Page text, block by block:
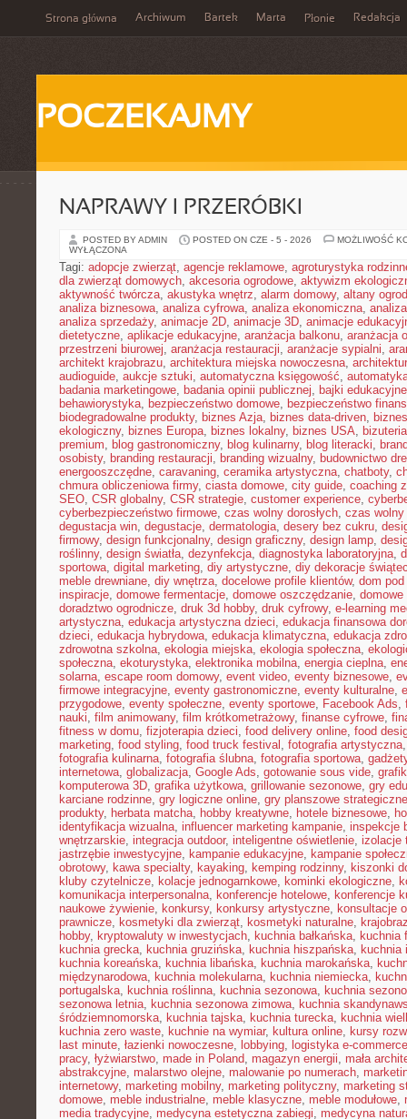
Strona główna Archiwum Bartek Marta Płonie Redakcja
POCZEKAJMY
NAPRAWY I PRZERÓBKI
POSTED BY ADMIN POSTED ON CZE - 5 - 2026
MOŻLIWOŚĆ
WYŁĄCZONA
Tagi: adopcje zwierząt, agencje reklamowe, agroturystyka
dla zwierząt domowych, akcesoria ogrodowe, aktywizm
aktywność twórcza, akustyka wnętrz, alarm domowy, altany
analiza biznesowa, analiza cyfrowa, analiza ekonomiczna,
analiza sprzedaży, animacje 2D, animacje 3D, animacje
dietetyczne, aplikacje edukacyjne, aranżacja balkonu, aranżacja
przestrzeni biurowej, aranżacja restauracji, aranżacje sypialni,
architekt krajobrazu, architektura miejska nowoczesna,
audioguide, aukcje sztuki, automatyczna księgowość,
badania marketingowe, badania opinii publicznej, bajki edukacyjne
behawiorystyka, bezpieczeństwo domowe, bezpieczeństwo
biodegradowalne produkty, biznes Azja, biznes data-driven,
ekologiczny, biznes Europa, biznes lokalny, biznes USA,
premium, blog gastronomiczny, blog kulinarny, blog literacki,
osobisty, branding restauracji, branding wizualny, budownictwo
energooszczędne, caravaning, ceramika artystyczna, chatboty,
chmura obliczeniowa firmy, ciasta domowe, city guide, coaching
SEO, CSR globalny, CSR strategie, customer experience,
cyberbezpieczeństwo firmowe, czas wolny dorosłych, czas
degustacja win, degustacje, dermatologia, desery bez cukru,
firmowy, design funkcjonalny, design graficzny, design lamp,
roślinny, design światła, dezynfekcja, diagnostyka laboratoryjna,
sportowa, digital marketing, diy artystyczne, diy dekoracje
meble drewniane, diy wnętrza, docelowe profile klientów, dom
inspiracje, domowe fermentacje, domowe oszczędzanie, domowe
doradztwo ogrodnicze, druk 3d hobby, druk cyfrowy, e-learning
artystyczna, edukacja artystyczna dzieci, edukacja finansowa
dzieci, edukacja hybrydowa, edukacja klimatyczna, edukacja
zdrowotna szkolna, ekologia miejska, ekologia społeczna,
społeczna, ekoturystyka, elektronika mobilna, energia cieplna,
solarna, escape room domowy, event video, eventy biznesowe,
firmowe integracyjne, eventy gastronomiczne, eventy kulturalne,
przygodowe, eventy społeczne, eventy sportowe, Facebook Ads,
nauki, film animowany, film krótkometrażowy, finanse cyfrowe,
fitness w domu, fizjoterapia dzieci, food delivery online, food
marketing, food styling, food truck festival , fotografia artystyczna
fotografia kulinarna, fotografia ślubna, fotografia sportowa,
internetowa, globalizacja, Google Ads, gotowanie sous vide,
komputerowa 3D, grafika użytkowa, grillowanie sezonowe, gry
karciane rodzinne, gry logiczne online, gry planszowe strategiczne
produkty, herbata matcha, hobby kreatywne, hotele biznesowe,
identyfikacja wizualna, influencer marketing kampanie, inspekcje
wnętrzarskie, integracja outdoor, inteligentne oświetlenie, izolacje
jastrzębie inwestycyjne, kampanie edukacyjne, kampanie
obrotowy, kawa specialty, kayaking, kemping rodzinny, kiszonki
kluby czytelnicze, kolacje jednogarnkowe, kominki ekologiczne,
komunikacja interpersonalna, konferencje hotelowe, konferencje
naukowe żywienie, konkursy, konkursy artystyczne, konsultacje
prawnicze, kosmetyki dla zwierząt, kosmetyki naturalne,
hobby, kryptowaluty w inwestycjach, kuchnia bałkańska, kuchnia
kuchnia grecka, kuchnia gruzińska, kuchnia hiszpańska, kuchnia
kuchnia koreańska, kuchnia libańska, kuchnia marokańska,
międzynarodowa, kuchnia molekularna, kuchnia niemiecka,
portugalska, kuchnia roślinna, kuchnia sezonowa, kuchnia
sezonowa letnia, kuchnia sezonowa zimowa, kuchnia
śródziemnomorska, kuchnia tajska, kuchnia turecka, kuchnia
kuchnia zero waste, kuchnie na wymiar, kultura online, kursy
last minute, łazienki nowoczesne, lobbying, logistyka e-commerce
pracy, łyżwiarstwo, made in Poland, magazyn energii, mała
abstrakcyjne, malarstwo olejne, malowanie po numerach,
internetowy, marketing mobilny, marketing polityczny, marketing
domowe, meble industrialne, meble klasyczne, meble modułowe,
media tradycyjne, medycyna estetyczna zabiegi, medycyna